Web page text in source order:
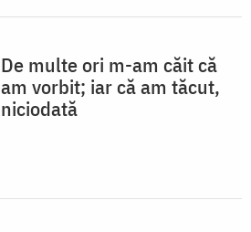
De multe ori m-am căit că
am vorbit; iar că am tăcut,
niciodată